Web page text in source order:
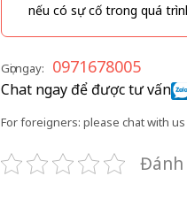
nếu có sự cố trong quá
Gọi ngay: 0971678005
Chat ngay để được tư vấn
For foreigners: please chat with us
Đánh